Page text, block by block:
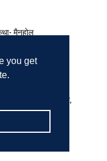
you get
मैनहोल
ऐतिहासिक आवश्यकता,
की दिशा